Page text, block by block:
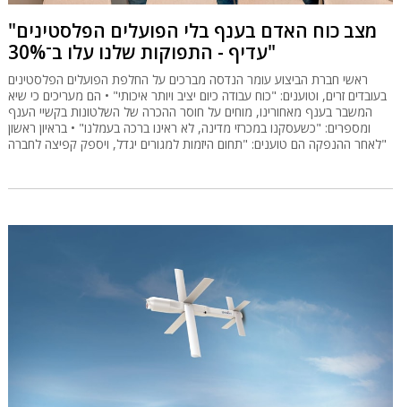
"מצב כוח האדם בענף בלי הפועלים הפלסטינים
עדיף - התפוקות שלנו עלו ב־30%"
ראשי חברת הביצוע עומר הנדסה מברכים על החלפת הפועלים הפלסטינים
בעובדים זרים, וטוענים: "כוח עבודה כיום יציב ויותר איכותי" • הם מעריכים כי שיא
המשבר בענף מאחורינו, מוחים על חוסר ההכרה של השלטונות בקשיי הענף
ומספרים: "כשעסקנו במכרזי מדינה, לא ראינו ברכה בעמלנו" • בראיון ראשון
לאחר ההנפקה הם טוענים: "תחום היזמות למגורים יגדל, ויספק קפיצה לחברה"